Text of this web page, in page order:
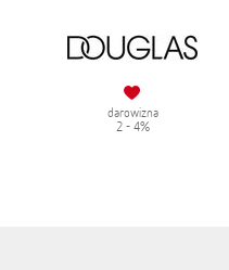
darowizna
2 - 4%